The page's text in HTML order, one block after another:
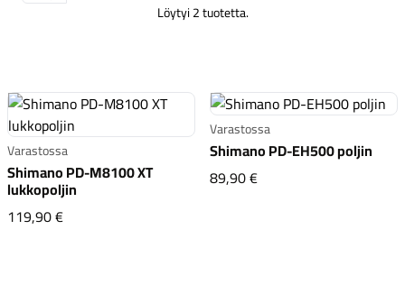
Komponentit
Löytyi 2 tuotetta.
Varastossa
Shimano PD-M8100 XT
lukkopoljin
119,90 €Shimano PD-M8100 XT lukkopoljin
Varastossa
Shimano PD-EH500 poljin
89,90 €Shimano PD-EH500